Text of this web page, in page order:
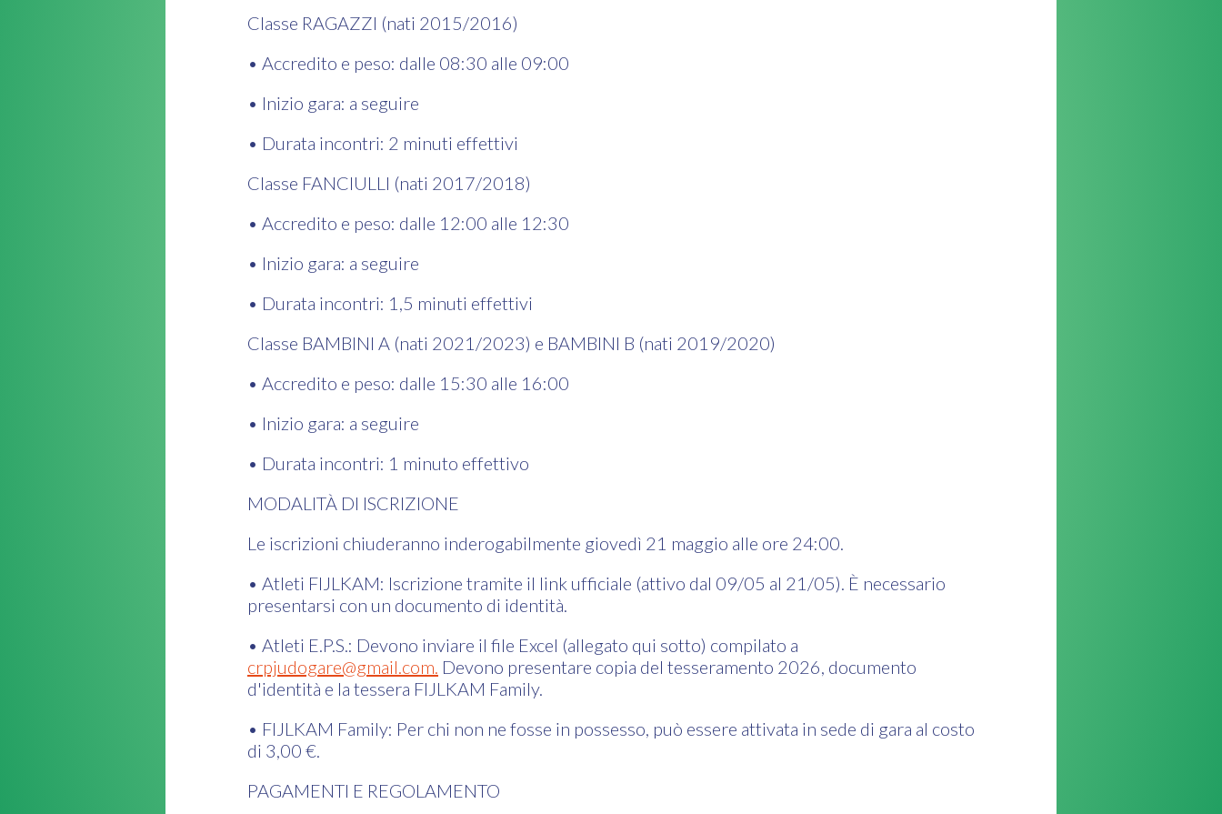
Classe RAGAZZI (nati 2015/2016)
• Accredito e peso: dalle 08:30 alle 09:00
• Inizio gara: a seguire
• Durata incontri: 2 minuti effettivi
Classe FANCIULLI (nati 2017/2018)
• Accredito e peso: dalle 12:00 alle 12:30
• Inizio gara: a seguire
• Durata incontri: 1,5 minuti effettivi
Classe BAMBINI A (nati 2021/2023) e BAMBINI B (nati 2019/2020)
• Accredito e peso: dalle 15:30 alle 16:00
• Inizio gara: a seguire
• Durata incontri: 1 minuto effettivo
MODALITÀ DI ISCRIZIONE
Le iscrizioni chiuderanno inderogabilmente giovedì 21 maggio alle ore 24:00.
• Atleti FIJLKAM: Iscrizione tramite il link ufficiale (attivo dal 09/05 al 21/05). È necessario
presentarsi con un documento di identità.
• Atleti E.P.S.: Devono inviare il file Excel (allegato qui sotto) compilato a
crpjudogare@gmail.com. Devono presentare copia del tesseramento 2026, documento
d'identità e la tessera FIJLKAM Family.
• FIJLKAM Family: Per chi non ne fosse in possesso, può essere attivata in sede di gara al costo
di 3,00 €.
PAGAMENTI E REGOLAMENTO